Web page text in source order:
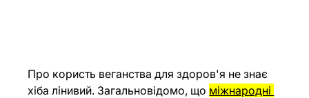
Про користь веганства для здоров'я не знає
хіба лінивий. Загальновідомо, що міжнародні